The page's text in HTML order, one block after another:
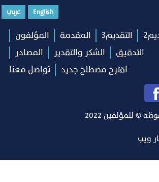
English عربي
التقديم3 المقدمة
المؤلفون
التدقيق
الشكر والتقدير
المصادر
اقترح مصطلح جديد
تواصل معنا
© للمؤلفين 2022
ويب